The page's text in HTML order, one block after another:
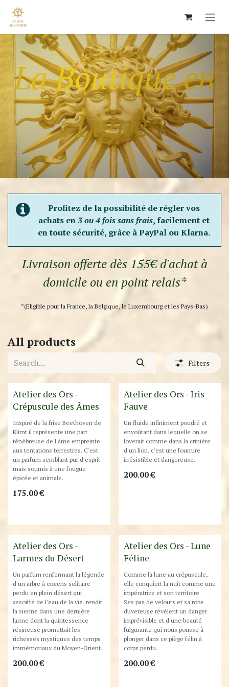
Skip to Content
La Boutique en
Ligne
Profitez de la possibilité de régler vos
achats en3 ou 4 fois sans frais, facilement et
en toute sécurité, grâce à PayPal ou Klarna.
Livraison offerte dès 155€ d'achat à
domicile ou en point relais*
*(Eligible pour la France, la Belgique, le Luxembourg et les Pays-Bas)
All products
Filters
Atelier des Ors -
Crépuscule des Âmes
Inspiré de la frise Beethoven de
Klimt il représente une part
ténébreuse de l'âme empreinte
aux tentations terrestres. C'est
un parfum semblant pur d'esprit
mais soumis à une fougue
épicée et animale.
175.00€
Atelier des Ors - Iris
Fauve
Un fluide infiniment poudré et
envoûtant dans lequelle on se
loverait comme dans la crinière
d'un lion. c'est une fourrure
irrésistible et dangereuse.
200.00€
Atelier des Ors -
Larmes du Désert
Un parfum renfermant la légende
d'un arbre à encens solitaire
perdu en plein désert qui
assoiffé de l'eau de la vie, rendit
la sienne dans une dernière
larme dont la quintessence
résineuse promettait les
richesses mystiques des temps
immémoriaux du Moyen-Orient.
200.00€
Atelier des Ors - Lune
Féline
Comme la lune au crépuscule,
elle conquiert la nuit comme une
impératrice et son territoire.
Ses pas de velours et sa robe
duveteuse révèlent un danger
imprévisible et d'une beauté
fulgurante qui nous pousse à
plonger dans ce piège félin à
corps perdu.
200.00€